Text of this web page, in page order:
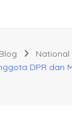
Blog National
DPR dan